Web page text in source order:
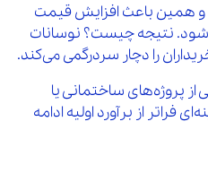
و همین باعث افزایش قیمت
نتیجه چیست؟ نوسانات
را دچار سردرگمی می‌کند.
پروژه‌های ساختمانی یا
از برآورد اولیه ادامه